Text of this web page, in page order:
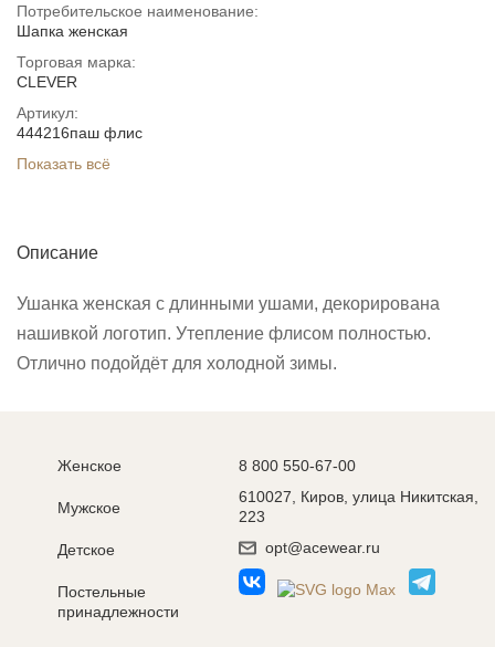
Потребительское наименование:
Шапка женская
Торговая марка:
CLEVER
Артикул:
444216паш флис
Показать всё
Описание
Ушанка женская с длинными ушами, декорирована
нашивкой логотип. Утепление флисом полностью.
Отлично подойдёт для холодной зимы.
Женское
Мужское
Детское
Постельные
принадлежности
8 800 550-67-00
610027, Киров, улица Никитская,
223
opt@acewear.ru